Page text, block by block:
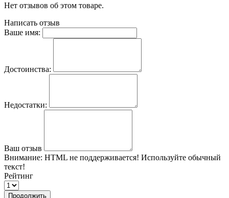
Нет отзывов об этом товаре.
Написать отзыв
Ваше имя:
Достоинства:
Недостатки:
Ваш отзыв
Внимание: HTML не поддерживается! Используйте обычный
текст!
Рейтинг
Продолжить